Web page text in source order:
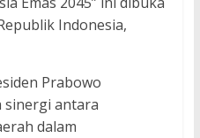
Indonesia,
Prabowo
sinergi antara
dalam